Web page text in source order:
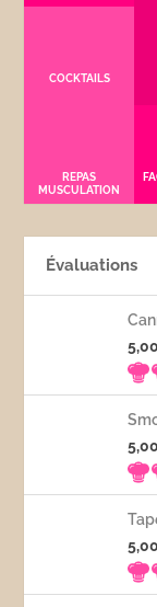
COCKTAILS
REPAS
MUSCULATION
Évaluations
5,00
5,00
5,00